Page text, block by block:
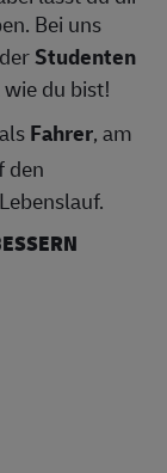
Bei uns
Studenten
du bist!
Fahrer, am
den